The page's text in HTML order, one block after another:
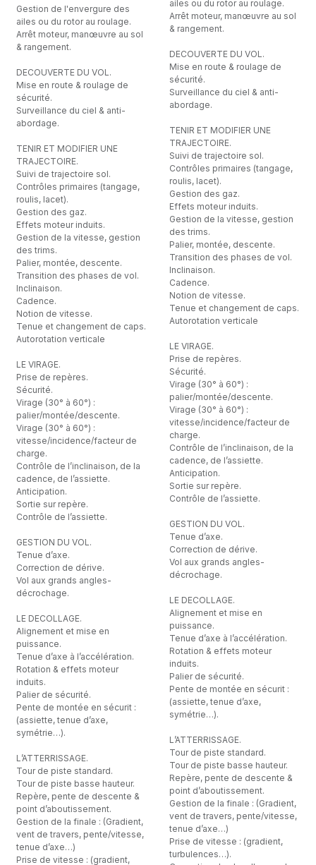
Gestion de l'envergure des
ailes ou du rotor au roulage.
Arrêt moteur, manœuvre au sol
& rangement.
DECOUVERTE DU VOL.
Mise en route & roulage de
sécurité.
Surveillance du ciel & anti-
abordage.
TENIR ET MODIFIER UNE
TRAJECTOIRE.
Suivi de trajectoire sol.
Contrôles primaires (tangage,
roulis, lacet).
Gestion des gaz.
Effets moteur induits.
Gestion de la vitesse, gestion
des trims.
Palier, montée, descente.
Transition des phases de vol.
Inclinaison.
Cadence.
Notion de vitesse.
Tenue et changement de caps.
Autorotation verticale
LE VIRAGE.
Prise de repères.
Sécurité.
Virage (30° à 60°) :
palier/montée/descente.
Virage (30° à 60°) :
vitesse/incidence/facteur de
charge.
Contrôle de l’inclinaison, de la
cadence, de l’assiette.
Anticipation.
Sortie sur repère.
Contrôle de l’assiette.
GESTION DU VOL.
Tenue d’axe.
Correction de dérive.
Vol aux grands angles-
décrochage.
LE DECOLLAGE.
Alignement et mise en
puissance.
Tenue d’axe à l’accélération.
Rotation & effets moteur
induits.
Palier de sécurité.
Pente de montée en sécurit :
(assiette, tenue d’axe,
symétrie…).
L’ATTERRISSAGE.
Tour de piste standard.
Tour de piste basse hauteur.
Repère, pente de descente &
point d’aboutissement.
Gestion de la finale : (Gradient,
vent de travers, pente/vitesse,
tenue d’axe…)
Prise de vitesse : (gradient,
ailes ou du rotor au roulage.
Arrêt moteur, manœuvre au sol
& rangement.
DECOUVERTE DU VOL.
Mise en route & roulage de
sécurité.
Surveillance du ciel & anti-
abordage.
TENIR ET MODIFIER UNE
TRAJECTOIRE.
Suivi de trajectoire sol.
Contrôles primaires (tangage,
roulis, lacet).
Gestion des gaz.
Effets moteur induits.
Gestion de la vitesse, gestion
des trims.
Palier, montée, descente.
Transition des phases de vol.
Inclinaison.
Cadence.
Notion de vitesse.
Tenue et changement de caps.
Autorotation verticale
LE VIRAGE.
Prise de repères.
Sécurité.
Virage (30° à 60°) :
palier/montée/descente.
Virage (30° à 60°) :
vitesse/incidence/facteur de
charge.
Contrôle de l’inclinaison, de la
cadence, de l’assiette.
Anticipation.
Sortie sur repère.
Contrôle de l’assiette.
GESTION DU VOL.
Tenue d’axe.
Correction de dérive.
Vol aux grands angles-
décrochage.
LE DECOLLAGE.
Alignement et mise en
puissance.
Tenue d’axe à l’accélération.
Rotation & effets moteur
induits.
Palier de sécurité.
Pente de montée en sécurit :
(assiette, tenue d’axe,
symétrie…).
L’ATTERRISSAGE.
Tour de piste standard.
Tour de piste basse hauteur.
Repère, pente de descente &
point d’aboutissement.
Gestion de la finale : (Gradient,
vent de travers, pente/vitesse,
tenue d’axe…)
Prise de vitesse : (gradient,
turbulences…).